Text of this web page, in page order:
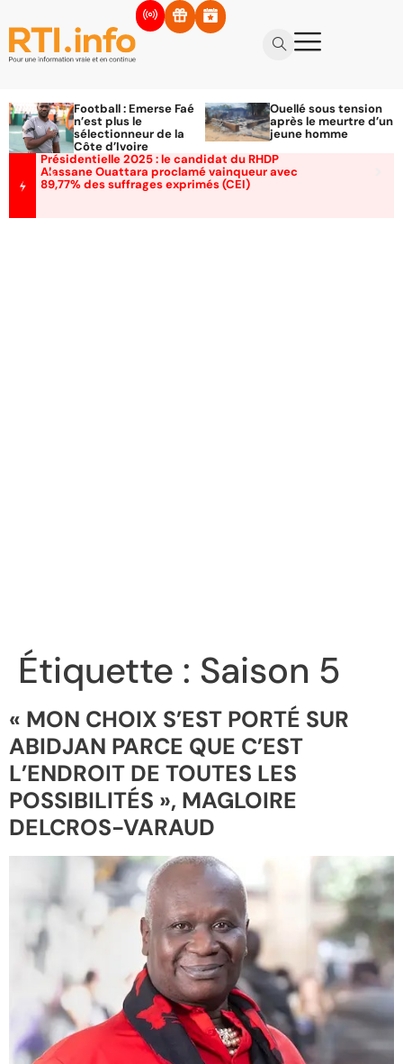
Football : Emerse Faé
n’est plus le
sélectionneur de la
Côte d’Ivoire
Ouellé sous tension
après le meurtre d’un
jeune homme
Présidentielle 2025 : le candidat du RHDP
Alassane Ouattara proclamé vainqueur avec
89,77% des suffrages exprimés (CEI)
Étiquette : Saison 5
« MON CHOIX S’EST PORTÉ SUR
ABIDJAN PARCE QUE C’EST
L’ENDROIT DE TOUTES LES
POSSIBILITÉS », MAGLOIRE
DELCROS-VARAUD